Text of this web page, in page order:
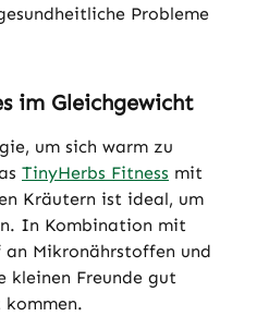
Probleme
im Gleichgewicht
um sich warm zu
TinyHerbs Fitness mit
Kräutern ist ideal, um
In Kombination mit
Mikronährstoffen und
kleinen Freunde gut